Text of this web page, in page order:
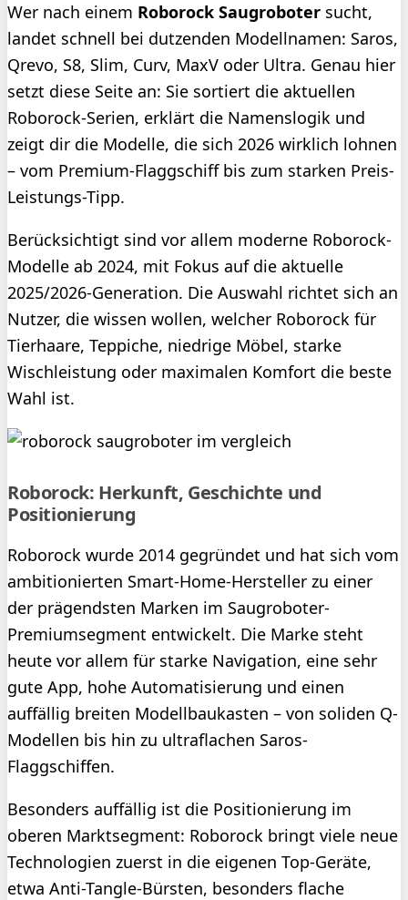
Wer nach einem Roborock Saugroboter sucht,
landet schnell bei dutzenden Modellnamen: Saros,
Qrevo, S8, Slim, Curv, MaxV oder Ultra. Genau hier
setzt diese Seite an: Sie sortiert die aktuellen
Roborock-Serien, erklärt die Namenslogik und
zeigt dir die Modelle, die sich 2026 wirklich lohnen
– vom Premium-Flaggschiff bis zum starken Preis-
Leistungs-Tipp.
Berücksichtigt sind vor allem moderne Roborock-
Modelle ab 2024, mit Fokus auf die aktuelle
2025/2026-Generation. Die Auswahl richtet sich an
Nutzer, die wissen wollen, welcher Roborock für
Tierhaare, Teppiche, niedrige Möbel, starke
Wischleistung oder maximalen Komfort die beste
Wahl ist.
Roborock: Herkunft, Geschichte und
Positionierung
Roborock wurde 2014 gegründet und hat sich vom
ambitionierten Smart-Home-Hersteller zu einer
der prägendsten Marken im Saugroboter-
Premiumsegment entwickelt. Die Marke steht
heute vor allem für starke Navigation, eine sehr
gute App, hohe Automatisierung und einen
auffällig breiten Modellbaukasten – von soliden Q-
Modellen bis hin zu ultraflachen Saros-
Flaggschiffen.
Besonders auffällig ist die Positionierung im
oberen Marktsegment: Roborock bringt viele neue
Technologien zuerst in die eigenen Top-Geräte,
etwa Anti-Tangle-Bürsten, besonders flache